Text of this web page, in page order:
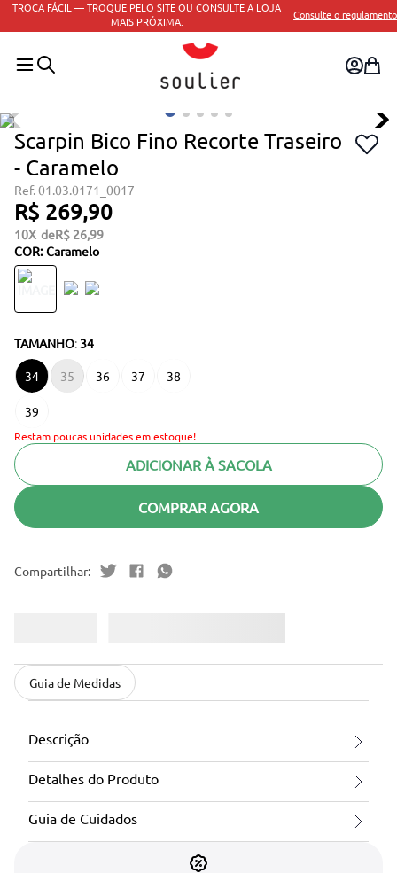
TROCA FÁCIL — TROQUE PELO SITE OU CONSULTE A LOJA
MAIS PRÓXIMA.
Consulte o regulamento
Scarpin Bico Fino Recorte Traseiro
- Caramelo
01.03.0171_0017
R$ 269,90
10 R$ 26,99
COR: Caramelo
TAMANHO: 34
34 35 36 37 38
39
Restam poucas unidades em estoque!
ADICIONAR À SACOLA
COMPRAR AGORA
Guia de Medidas
Descrição
Detalhes do Produto
Guia de Cuidados